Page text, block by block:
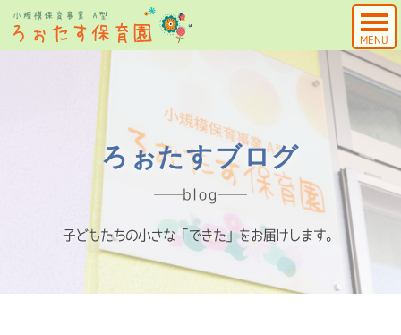
MENU
ろぉたすブログ
blog
子どもたちの小さな「できた」をお届けします。